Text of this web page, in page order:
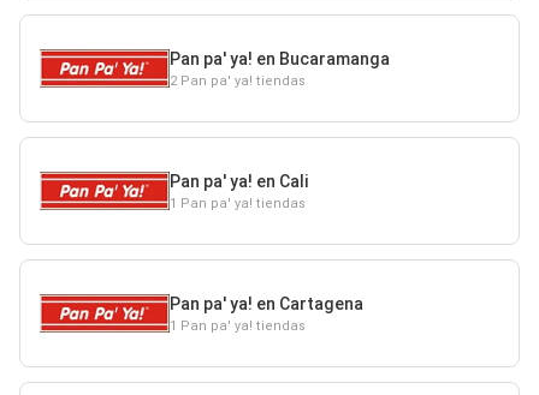
Pan pa' ya! en Bucaramanga
2 Pan pa' ya! tiendas
Pan pa' ya! en Cali
1 Pan pa' ya! tiendas
Pan pa' ya! en Cartagena
1 Pan pa' ya! tiendas